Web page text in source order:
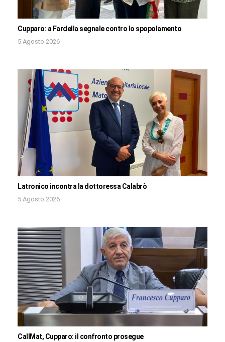
Cupparo: a Fardella segnale contro lo spopolamento
5 Agosto 2026
Latronico incontra la dottoressa Calabrò
5 Agosto 2026
CallMat, Cupparo: il confronto prosegue